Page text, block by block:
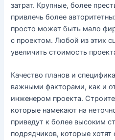
затрат. Крупные, более
привлечь более
просто может быть мало
с проектом. Любой из этих
увеличить стоимость
Качество планов и
важными факторами, как и
инженером проекта.
которые намекают на
приведут к более высоким
подрядчиков, которые